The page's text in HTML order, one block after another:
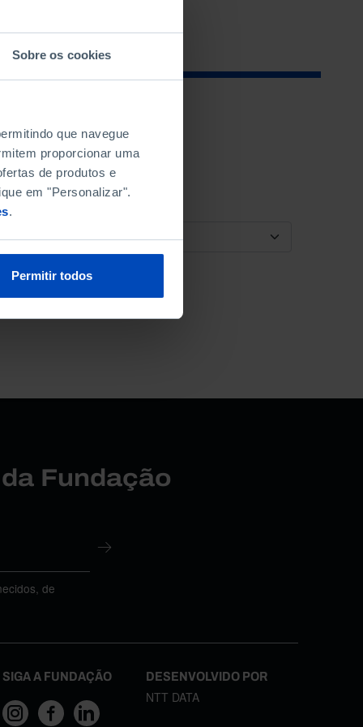
Sobre os cookies
que navegue
proporcionar uma
de produtos e
em "Personalizar".
.
Permitir todos
ORDENAR POR
Fundação
de
SIGA A FUNDAÇÃO DESENVOLVIDO POR
NTT DATA